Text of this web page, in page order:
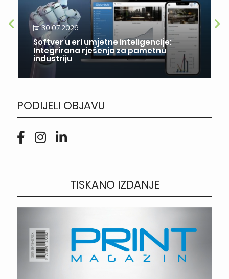
30.07.2026.
Softver u eri umjetne inteligencije:
Integrirana rješenja za pametnu
industriju
PODIJELI OBJAVU
TISKANO IZDANJE